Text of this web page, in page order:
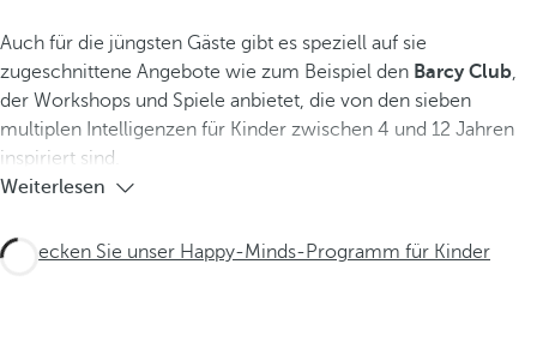
Auch für die jüngsten Gäste gibt es speziell auf sie
zugeschnittene Angebote wie zum Beispiel den Barcy Club,
der Workshops und Spiele anbietet, die von den sieben
multiplen Intelligenzen für Kinder zwischen 4 und 12 Jahren
inspiriert sind.
Weiterlesen
Entdecken Sie unser Happy-Minds-Programm für Kinder